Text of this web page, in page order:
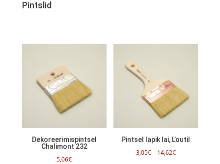
Pintslid
Dekoreerimispintsel
Chalimont 232
5,06€
Pintsel lapik lai, L’outil
3,05€– 14,62€Hinnavahemik: